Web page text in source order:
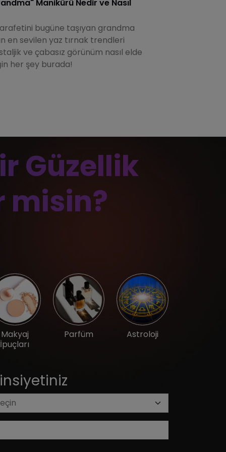
Manikürü Nedir ve Nasıl
bugüne taşıyan grandma
en sevilen yaz tırnak trendleri
ve çabasız görünüm nasıl elde
her şey burada!
Güzellik
misin?
Makyaj
İpuçları
Parfüm Astroloji